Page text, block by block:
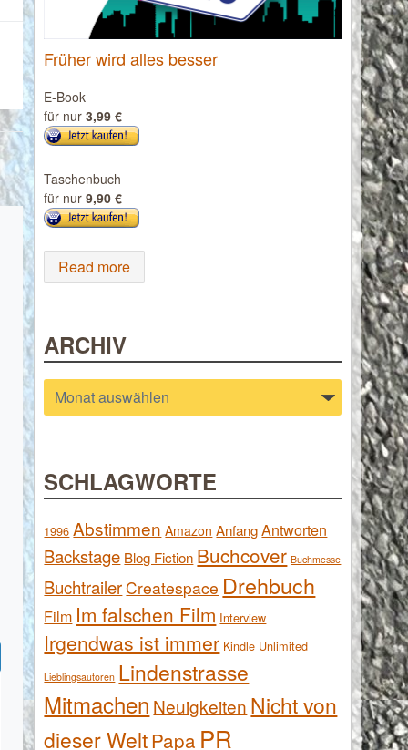
Früher wird alles besser
E-Book
für nur3,99 €
Taschenbuch
für nur9,90 €
Read more
ARCHIV
Archiv
SCHLAGWORTE
1996 Abstimmen Amazon Anfang Antworten
Backstage Blog Fiction Buchcover Buchmesse
BuchtrailerCreatespace Drehbuch
Film Im falschen Film Interview
Irgendwas ist immer Kindle Unlimited
Lieblingsautoren Lindenstrasse
Mitmachen Neuigkeiten Nicht von
dieser WeltPapa PR